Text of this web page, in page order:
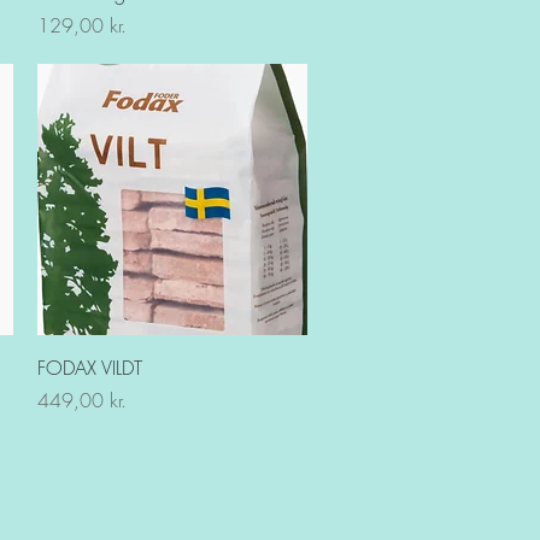
Pris
129,00 kr.
Hurtigvisning
FODAX VILDT
Pris
449,00 kr.